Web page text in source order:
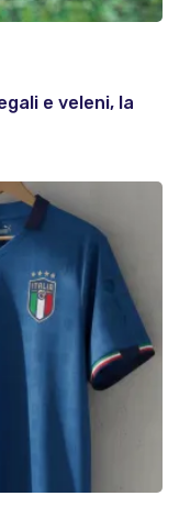
e veleni, la